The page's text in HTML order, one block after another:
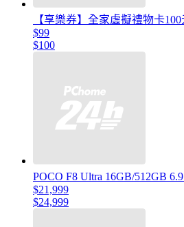
【享樂券】全家虛擬禮物卡100
$99
$100
POCO F8 Ultra 16GB/512GB
$21,999
$24,999